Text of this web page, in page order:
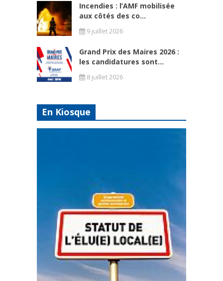
Incendies : l’AMF mobilisée
aux côtés des co...
9 juillet 2026
Grand Prix des Maires 2026 :
les candidatures sont...
8 juillet 2026
En Kiosque